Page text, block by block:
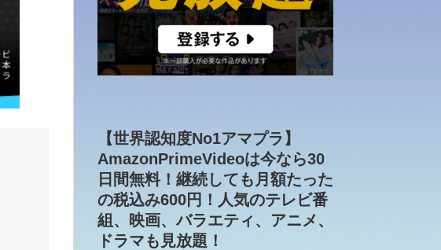
【世界認知度No1アマプラ】
AmazonPrimeVideoは今なら30
日間無料！継続しても月額たった
の税込み600円！人気のテレビ番
組、映画、バラエティ、アニメ、
ドラマも見放題！